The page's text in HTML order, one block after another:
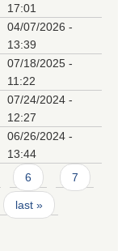
17:01
04/07/2026 -
13:39
07/18/2025 -
11:22
07/24/2024 -
12:27
06/26/2024 -
13:44
6 7
last »